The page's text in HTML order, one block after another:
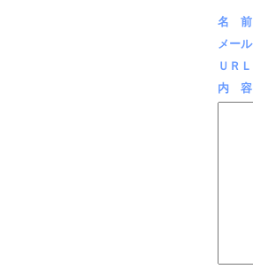
名 前
メール
ＵＲＬ
内 容